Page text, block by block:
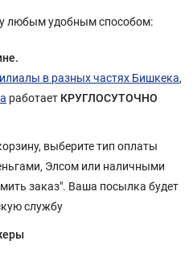
любым удобным способом:
в разных частях Бишкека,
работает КРУГЛОСУТОЧНО
выберите тип оплаты
Элсом или наличными
заказ". Ваша посылка будет
службу